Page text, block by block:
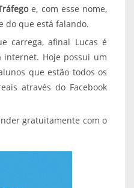
e, com esse nome,
do que está falando.
carrega, afinal Lucas é
internet. Hoje possui um
que estão todos os
através do Facebook
gratuitamente com o